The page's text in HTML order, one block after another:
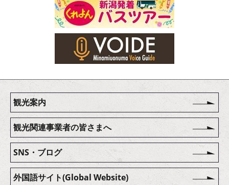
観光案内
観光関連事業者の皆さまへ
SNS・ブログ
外国語サイト(Global Website)